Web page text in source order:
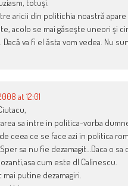
totuşi.
aricii din politichia noastră
acolo se mai găseşte uneori şi
va fi el ăsta vom vedea. Nu
at 12:01
sa intre in politica-vorba
ceea ce se face azi in politica
sa nu fie dezamagit…Daca o
cum este dl Calinescu.
putine dezamagiri.